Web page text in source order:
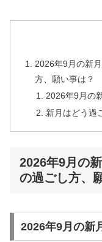
2026年9月の新
方、願い事は？
2026年9月の
新月はどう過
2026年9月の
の過ごし方、
2026年9月の新